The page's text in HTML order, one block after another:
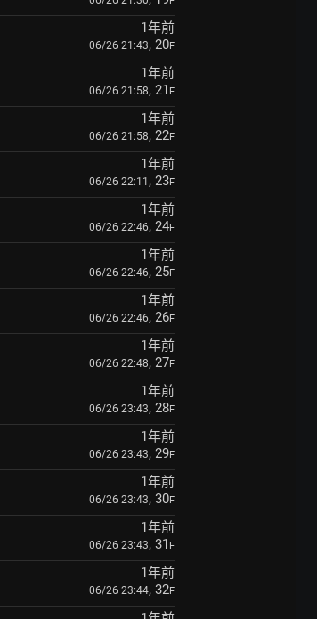
1年前
06/26 21:43, 20F
1年前
06/26 21:58, 21 F
1年前
06/26 21:58, 22F
1年前
06/26 22:11 , 23F
1年前
06/26 22:46, 24F
1年前
06/26 22:46, 25F
1年前
06/26 22:46, 26F
1年前
06/26 22:48, 27F
1年前
06/26 23:43, 28F
1年前
06/26 23:43, 29F
1年前
06/26 23:43, 30F
1年前
06/26 23:43, 31 F
1年前
06/26 23:44, 32F